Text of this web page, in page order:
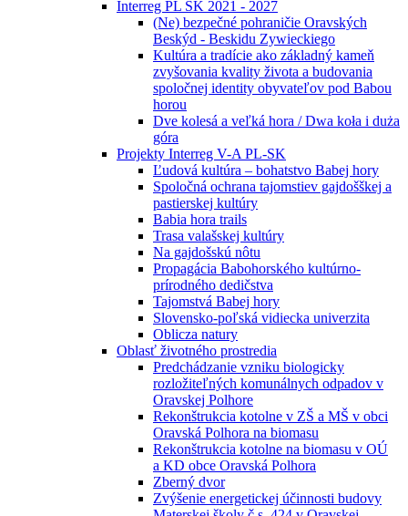
Interreg PL SK 2021 - 2027
(Ne) bezpečné pohraničie Oravských
Beskýd - Beskidu Zywieckiego
Kultúra a tradície ako základný kameň
zvyšovania kvality života a budovania
spoločnej identity obyvateľov pod Babou
horou
Dve kolesá a veľká hora / Dwa koła i duża
góra
Projekty Interreg V-A PL-SK
Ľudová kultúra – bohatstvo Babej hory
Spoločná ochrana tajomstiev gajdošškej a
pastierskej kultúry
Babia hora trails
Trasa valašskej kultúry
Na gajdošskú nôtu
Propagácia Babohorského kultúrno-
prírodného dedičstva
Tajomstvá Babej hory
Slovensko-poľská vidiecka univerzita
Oblicza natury
Oblasť životného prostredia
Predchádzanie vzniku biologicky
rozložiteľných komunálnych odpadov v
Oravskej Polhore
Rekonštrukcia kotolne v ZŠ a MŠ v obci
Oravská Polhora na biomasu
Rekonštrukcia kotolne na biomasu v OÚ
a KD obce Oravská Polhora
Zberný dvor
Zvýšenie energetickej účinnosti budovy